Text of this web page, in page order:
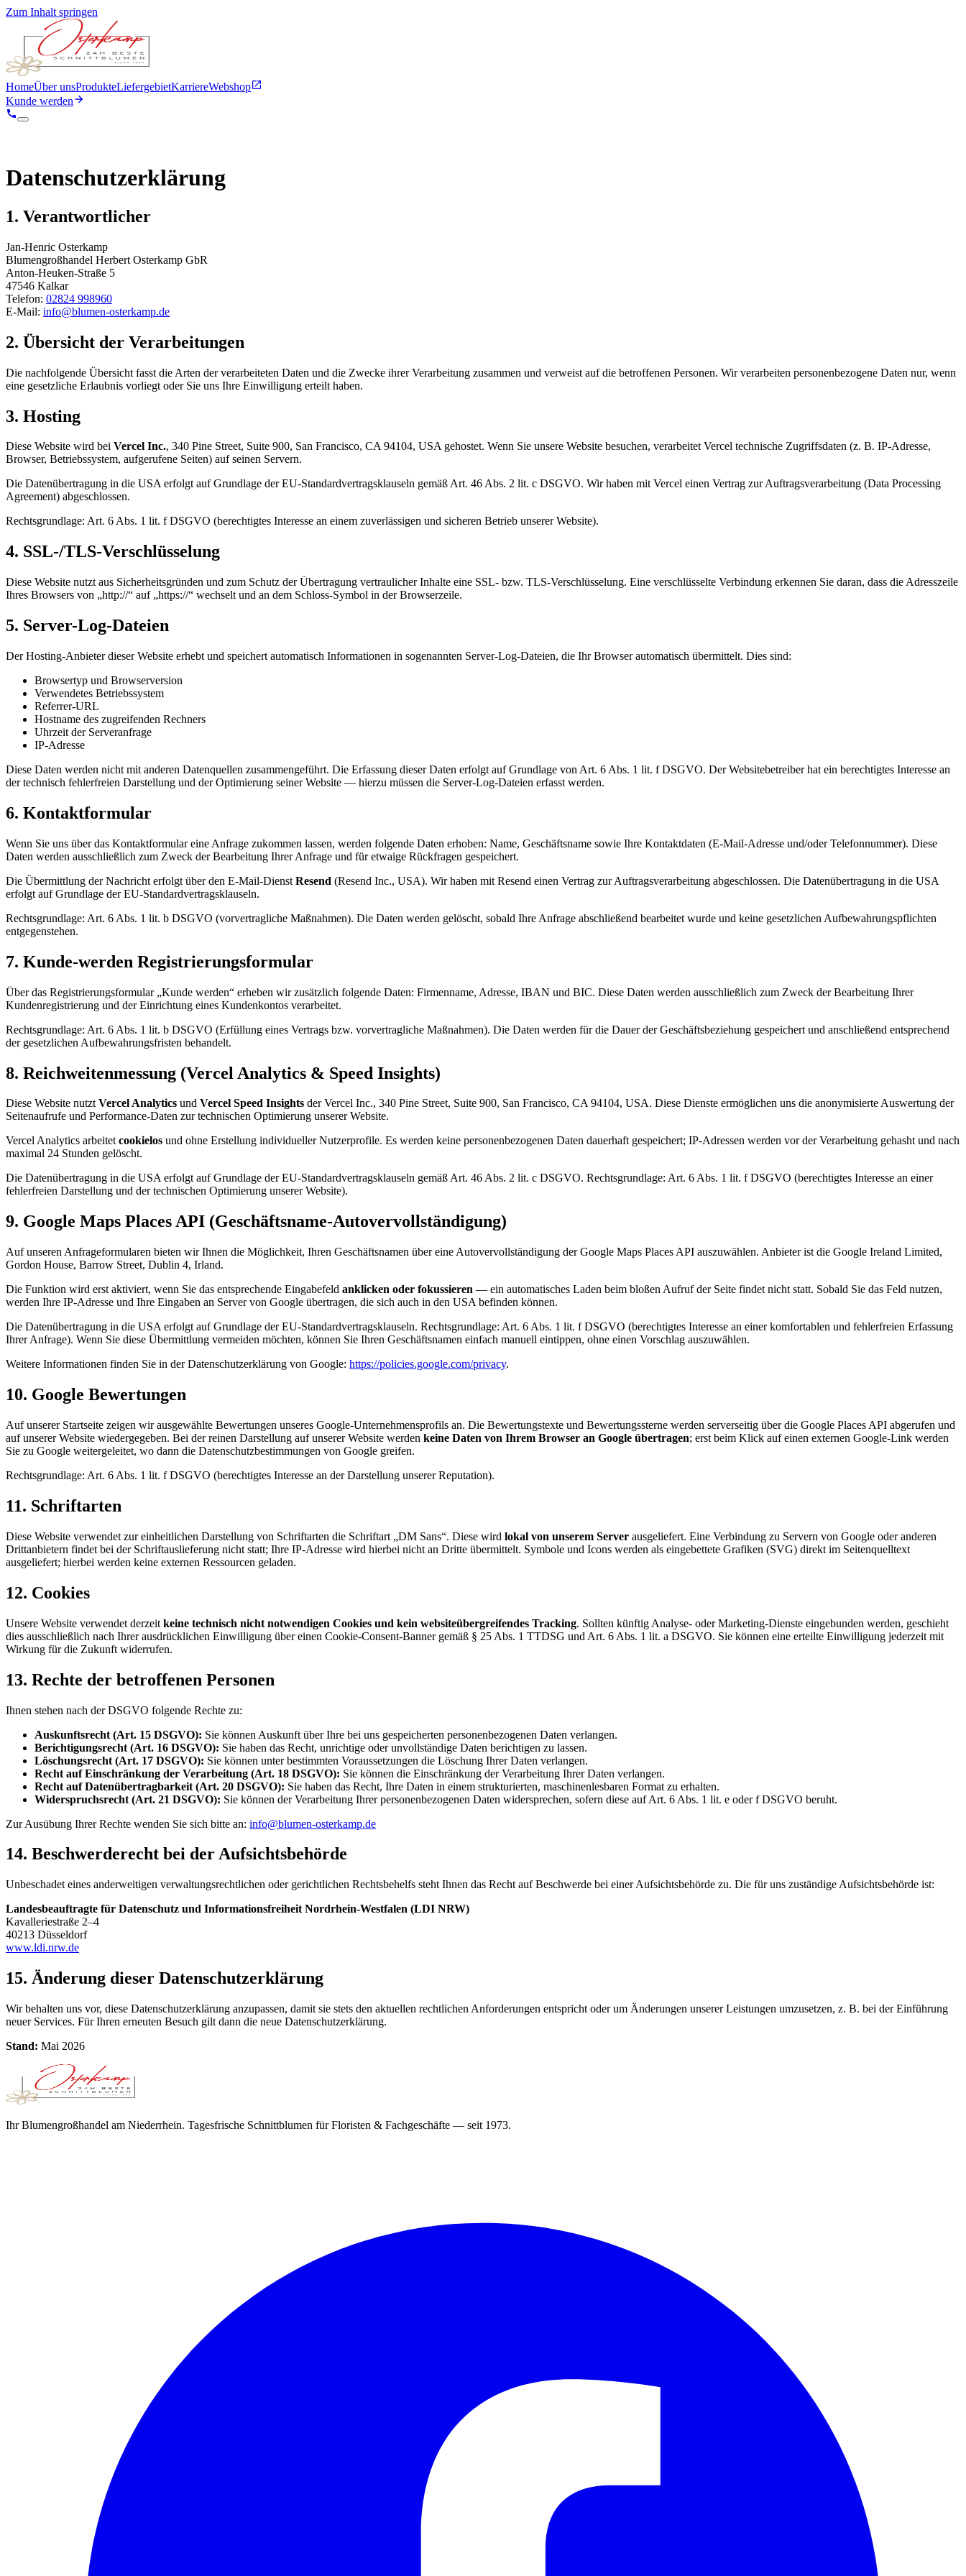
Zum Inhalt springen
HomeÜber unsProdukteLiefergebietKarriereWebshop
Kunde werden
Datenschutz­erklärung
1. Verantwortlicher
Jan-Henric Osterkamp
Blumengroßhandel Herbert Osterkamp GbR
Anton-Heuken-Straße 5
47546 Kalkar
Telefon: 02824 998960
E-Mail: info@blumen-osterkamp.de
2. Übersicht der Verarbeitungen
Die nachfolgende Übersicht fasst die Arten der verarbeiteten Daten und die Zwecke ihrer Verarbeitung zusammen und verweist auf die betroffenen Personen. Wir verarbeiten personenbezogene Daten nur, wenn
eine gesetzliche Erlaubnis vorliegt oder Sie uns Ihre Einwilligung erteilt haben.
3. Hosting
Diese Website wird bei Vercel Inc., 340 Pine Street, Suite 900, San Francisco, CA 94104, USA gehostet. Wenn Sie unsere Website besuchen, verarbeitet Vercel technische Zugriffsdaten (z. B. IP-Adresse,
Browser, Betriebssystem, aufgerufene Seiten) auf seinen Servern.
Die Datenübertragung in die USA erfolgt auf Grundlage der EU-Standardvertragsklauseln gemäß Art. 46 Abs. 2 lit. c DSGVO. Wir haben mit Vercel einen Vertrag zur Auftragsverarbeitung (Data Processing
Agreement) abgeschlossen.
Rechtsgrundlage: Art. 6 Abs. 1 lit. f DSGVO (berechtigtes Interesse an einem zuverlässigen und sicheren Betrieb unserer Website).
4. SSL-/TLS-Verschlüsselung
Diese Website nutzt aus Sicherheitsgründen und zum Schutz der Übertragung vertraulicher Inhalte eine SSL- bzw. TLS-Verschlüsselung. Eine verschlüsselte Verbindung erkennen Sie daran, dass die Adresszeile
Ihres Browsers von „http://“ auf „https://“ wechselt und an dem Schloss-Symbol in der Browserzeile.
5. Server-Log-Dateien
Der Hosting-Anbieter dieser Website erhebt und speichert automatisch Informationen in sogenannten Server-Log-Dateien, die Ihr Browser automatisch übermittelt. Dies sind:
Browsertyp und Browserversion
Verwendetes Betriebssystem
Referrer-URL
Hostname des zugreifenden Rechners
Uhrzeit der Serveranfrage
IP-Adresse
Diese Daten werden nicht mit anderen Datenquellen zusammengeführt. Die Erfassung dieser Daten erfolgt auf Grundlage von Art. 6 Abs. 1 lit. f DSGVO. Der Websitebetreiber hat ein berechtigtes Interesse an
der technisch fehlerfreien Darstellung und der Optimierung seiner Website — hierzu müssen die Server-Log-Dateien erfasst werden.
6. Kontaktformular
Wenn Sie uns über das Kontaktformular eine Anfrage zukommen lassen, werden folgende Daten erhoben: Name, Geschäftsname sowie Ihre Kontaktdaten (E-Mail-Adresse und/oder Telefonnummer). Diese
Daten werden ausschließlich zum Zweck der Bearbeitung Ihrer Anfrage und für etwaige Rückfragen gespeichert.
Die Übermittlung der Nachricht erfolgt über den E-Mail-Dienst Resend (Resend Inc., USA). Wir haben mit Resend einen Vertrag zur Auftragsverarbeitung abgeschlossen. Die Datenübertragung in die USA
erfolgt auf Grundlage der EU-Standardvertragsklauseln.
Rechtsgrundlage: Art. 6 Abs. 1 lit. b DSGVO (vorvertragliche Maßnahmen). Die Daten werden gelöscht, sobald Ihre Anfrage abschließend bearbeitet wurde und keine gesetzlichen Aufbewahrungspflichten
entgegenstehen.
7. Kunde-werden Registrierungsformular
Über das Registrierungsformular „Kunde werden“ erheben wir zusätzlich folgende Daten: Firmenname, Adresse, IBAN und BIC. Diese Daten werden ausschließlich zum Zweck der Bearbeitung Ihrer
Kundenregistrierung und der Einrichtung eines Kundenkontos verarbeitet.
Rechtsgrundlage: Art. 6 Abs. 1 lit. b DSGVO (Erfüllung eines Vertrags bzw. vorvertragliche Maßnahmen). Die Daten werden für die Dauer der Geschäftsbeziehung gespeichert und anschließend entsprechend
der gesetzlichen Aufbewahrungsfristen behandelt.
8. Reichweitenmessung (Vercel Analytics & Speed Insights)
Diese Website nutztVercel Analytics und Vercel Speed Insights der Vercel Inc., 340 Pine Street, Suite 900, San Francisco, CA 94104, USA. Diese Dienste ermöglichen uns die anonymisierte Auswertung der
Seitenaufrufe und Performance-Daten zur technischen Optimierung unserer Website.
Vercel Analytics arbeitetcookielos und ohne Erstellung individueller Nutzerprofile. Es werden keine personenbezogenen Daten dauerhaft gespeichert; IP-Adressen werden vor der Verarbeitung gehasht und nach
maximal 24 Stunden gelöscht.
Die Datenübertragung in die USA erfolgt auf Grundlage der EU-Standardvertragsklauseln gemäß Art. 46 Abs. 2 lit. c DSGVO. Rechtsgrundlage: Art. 6 Abs. 1 lit. f DSGVO (berechtigtes Interesse an einer
fehlerfreien Darstellung und der technischen Optimierung unserer Website).
9. Google Maps Places API (Geschäftsname-Autovervollständigung)
Auf unseren Anfrageformularen bieten wir Ihnen die Möglichkeit, Ihren Geschäftsnamen über eine Autovervollständigung der Google Maps Places API auszuwählen. Anbieter ist die Google Ireland Limited,
Gordon House, Barrow Street, Dublin 4, Irland.
Die Funktion wird erst aktiviert, wenn Sie das entsprechende Eingabefeld anklicken oder fokussieren — ein automatisches Laden beim bloßen Aufruf der Seite findet nicht statt. Sobald Sie das Feld nutzen,
werden Ihre IP-Adresse und Ihre Eingaben an Server von Google übertragen, die sich auch in den USA befinden können.
Die Datenübertragung in die USA erfolgt auf Grundlage der EU-Standardvertragsklauseln. Rechtsgrundlage: Art. 6 Abs. 1 lit. f DSGVO (berechtigtes Interesse an einer komfortablen und fehlerfreien Erfassung
Ihrer Anfrage). Wenn Sie diese Übermittlung vermeiden möchten, können Sie Ihren Geschäftsnamen einfach manuell eintippen, ohne einen Vorschlag auszuwählen.
Weitere Informationen finden Sie in der Datenschutzerklärung von Google: https://policies.google.com/privacy.
10. Google Bewertungen
Auf unserer Startseite zeigen wir ausgewählte Bewertungen unseres Google-Unternehmensprofils an. Die Bewertungstexte und Bewertungssterne werden serverseitig über die Google Places API abgerufen und
auf unserer Website wiedergegeben. Bei der reinen Darstellung auf unserer Website werden keine Daten von Ihrem Browser an Google übertragen; erst beim Klick auf einen externen Google-Link werden
Sie zu Google weitergeleitet, wo dann die Datenschutzbestimmungen von Google greifen.
Rechtsgrundlage: Art. 6 Abs. 1 lit. f DSGVO (berechtigtes Interesse an der Darstellung unserer Reputation).
11. Schriftarten
Diese Website verwendet zur einheitlichen Darstellung von Schriftarten die Schriftart „DM Sans“. Diese wird lokal von unserem Server ausgeliefert. Eine Verbindung zu Servern von Google oder anderen
Drittanbietern findet bei der Schriftauslieferung nicht statt; Ihre IP-Adresse wird hierbei nicht an Dritte übermittelt. Symbole und Icons werden als eingebettete Grafiken (SVG) direkt im Seitenquelltext
ausgeliefert; hierbei werden keine externen Ressourcen geladen.
12. Cookies
Unsere Website verwendet derzeit keine technisch nicht notwendigen Cookies und kein websiteübergreifendes Tracking. Sollten künftig Analyse- oder Marketing-Dienste eingebunden werden, geschieht
dies ausschließlich nach Ihrer ausdrücklichen Einwilligung über einen Cookie-Consent-Banner gemäß § 25 Abs. 1 TTDSG und Art. 6 Abs. 1 lit. a DSGVO. Sie können eine erteilte Einwilligung jederzeit mit
Wirkung für die Zukunft widerrufen.
13. Rechte der betroffenen Personen
Ihnen stehen nach der DSGVO folgende Rechte zu:
Auskunftsrecht (Art. 15 DSGVO): Sie können Auskunft über Ihre bei uns gespeicherten personenbezogenen Daten verlangen.
Berichtigungsrecht (Art. 16 DSGVO): Sie haben das Recht, unrichtige oder unvollständige Daten berichtigen zu lassen.
Löschungsrecht (Art. 17 DSGVO): Sie können unter bestimmten Voraussetzungen die Löschung Ihrer Daten verlangen.
Recht auf Einschränkung der Verarbeitung (Art. 18 DSGVO): Sie können die Einschränkung der Verarbeitung Ihrer Daten verlangen.
Recht auf Datenübertragbarkeit (Art. 20 DSGVO): Sie haben das Recht, Ihre Daten in einem strukturierten, maschinenlesbaren Format zu erhalten.
Widerspruchsrecht (Art. 21 DSGVO): Sie können der Verarbeitung Ihrer personenbezogenen Daten widersprechen, sofern diese auf Art. 6 Abs. 1 lit. e oder f DSGVO beruht.
Zur Ausübung Ihrer Rechte wenden Sie sich bitte an: info@blumen-osterkamp.de
14. Beschwerderecht bei der Aufsichtsbehörde
Unbeschadet eines anderweitigen verwaltungsrechtlichen oder gerichtlichen Rechtsbehelfs steht Ihnen das Recht auf Beschwerde bei einer Aufsichtsbehörde zu. Die für uns zuständige Aufsichtsbehörde ist:
Landes­beauftragte für Datenschutz und Informations­freiheit Nordrhein-Westfalen (LDI NRW)
Kavalleriestraße 2–4
40213 Düsseldorf
www.ldi.nrw.de
15. Änderung dieser Datenschutz­erklärung
Wir behalten uns vor, diese Datenschutzerklärung anzupassen, damit sie stets den aktuellen rechtlichen Anforderungen entspricht oder um Änderungen unserer Leistungen umzusetzen, z. B. bei der Einführung
neuer Services. Für Ihren erneuten Besuch gilt dann die neue Datenschutzerklärung.
Stand: Mai 2026
Ihr Blumengroßhandel am Niederrhein. Tagesfrische Schnittblumen für Floristen & Fachgeschäfte — seit 1973.